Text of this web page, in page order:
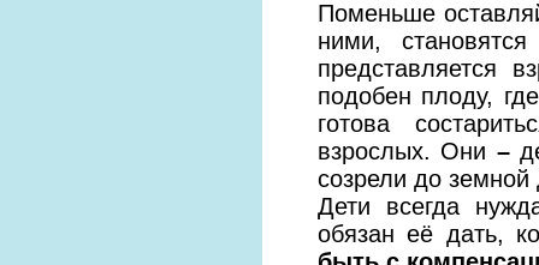
Поменьше
ними,
представляется
подобен плоду,
готова
взрослых. Они –
созрели до земной
Дети всегда
обязан её дать,